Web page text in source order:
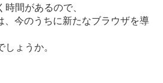
間があるので、
、今のうちに新たなブラウザを導
ょうか。